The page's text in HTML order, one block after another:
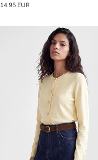
14.95 EUR